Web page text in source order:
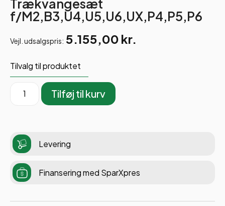
Trækvangesæt
f/M2,B3,U4,U5,U6,UX,P4,P5,P6
Vejl. udsalgspris: 5.155,00 kr.
Tilvalg til produktet
Tilføj til kurv
Levering
Finansering med SparXpres